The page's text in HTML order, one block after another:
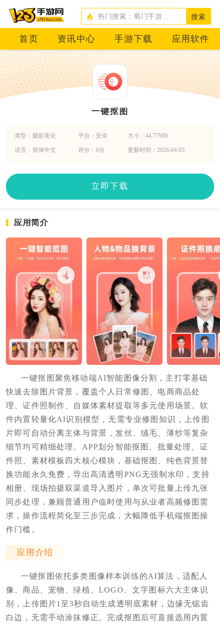
搜索
首页 资讯中心 手游下载 应用软件
一键抠图
类型：摄影美化 平台：安卓 大小：44.77MB
语言：简体中文 评分：6分 更新时间：2026-04-05
立即下载
应用简介
一键抠图聚焦移动端AI智能图像分割，主打零基础
快速去除图片背景，覆盖个人日常修图、电商商品处
理、证件照制作、自媒体素材提取等多元使用场景。软
件内置轻量化AI识别模型，无需专业修图知识，上传图
片即可自动分离主体与背景，发丝、绒毛、薄纱等复杂
细节均可精细处理。APP划分智能抠图、批量处理、证
件照、素材模板四大核心模块，基础抠图、纯色背景替
换功能永久免费，导出高清透明PNG无强制水印，支持
相册、现场拍摄双渠道导入图片，单次可批量上传九张
同步处理，兼顾普通用户临时使用与从业者高频修图需
求，操作流程简化至三步完成，大幅降低手机端抠图操
作门槛。
应用介绍
一键抠图依托多类图像样本训练的AI算法，适配人
像、商品、宠物、绿植、LOGO、文字图标六大主体识
别，上传图片1至3秒自动生成透明底素材，边缘无锯齿
白边，无需手动涂抹修正。完成抠图后可直接选用内置